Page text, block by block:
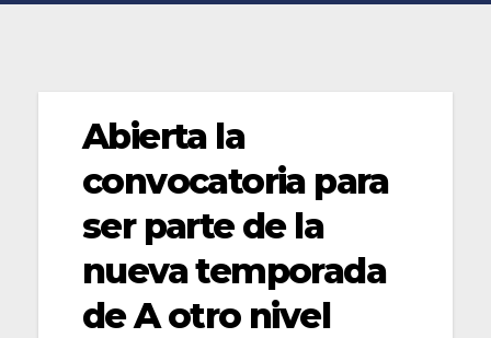
Abierta la
convocatoria para
ser parte de la
nueva temporada
de A otro nivel